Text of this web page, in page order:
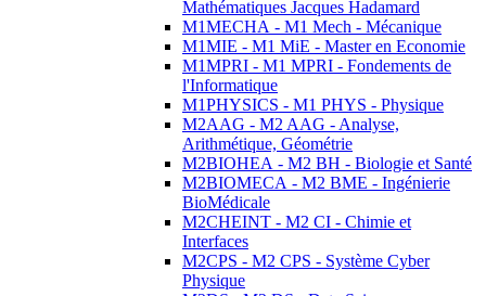
Mathématiques Jacques Hadamard
M1MECHA - M1 Mech - Mécanique
M1MIE - M1 MiE - Master en Economie
M1MPRI - M1 MPRI - Fondements de
l'Informatique
M1PHYSICS - M1 PHYS - Physique
M2AAG - M2 AAG - Analyse,
Arithmétique, Géométrie
M2BIOHEA - M2 BH - Biologie et Santé
M2BIOMECA - M2 BME - Ingénierie
BioMédicale
M2CHEINT - M2 CI - Chimie et
Interfaces
M2CPS - M2 CPS - Système Cyber
Physique